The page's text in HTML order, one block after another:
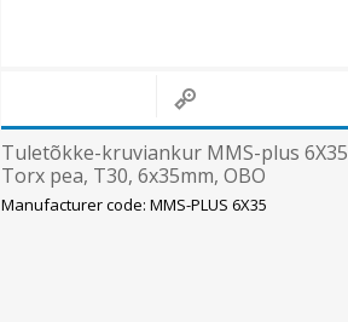
Tuletõkke-kruviankur MMS-plus 6X35
Torx pea, T30, 6x35mm, OBO
Manufacturer code: MMS-PLUS 6X35